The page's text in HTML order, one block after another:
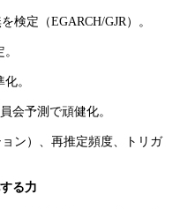
検定（EGARCH/GJR）。
。
会予測で頑健化。
ン）、再推定頻度、トリガ
る力